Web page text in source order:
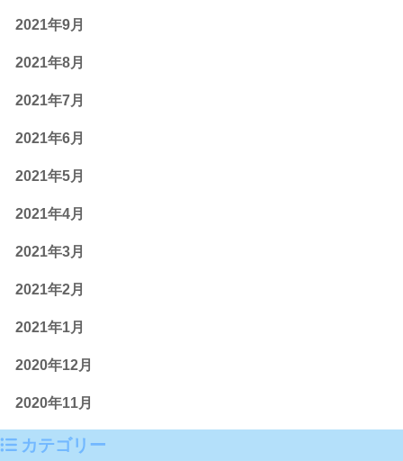
2021年9月
2021年8月
2021年7月
2021年6月
2021年5月
2021年4月
2021年3月
2021年2月
2021年1月
2020年12月
2020年11月
カテゴリー